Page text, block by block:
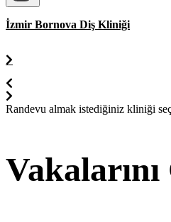
İzmir Bornova Diş Kliniği
Randevu almak istediğiniz kliniği